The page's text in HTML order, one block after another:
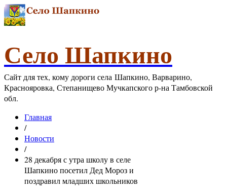
Село Шапкино
Сайт для тех, кому дороги села Шапкино, Варварино,
Краснояровка, Степанищево Мучкапского р-на Тамбовской
обл.
Главная
/
Новости
/
28 декабря с утра школу в селе
Шапкино посетил Дед Мороз и
поздравил младших школьников